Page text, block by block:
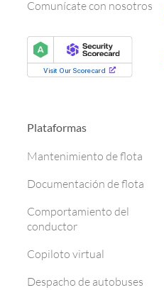
Comunícate con nosotros
Plataformas
Mantenimiento de flota
Documentación de flota
Comportamiento del
conductor
Copiloto virtual
Despacho de autobuses